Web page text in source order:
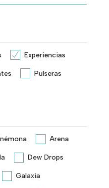
Experiencias
Pulseras
Arena
Dew Drops
Galaxia